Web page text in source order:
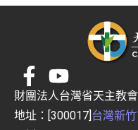
財團法人台灣省天主教
地址：[300017]台灣新